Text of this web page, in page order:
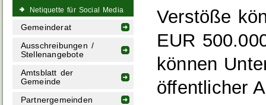
Netiquette für Social Media
Gemeinderat
Ausschreibungen /
Stellenangebote
Amtsblatt der
Gemeinde
Partnergemeinden
Verstöße
EUR
können
öffentlicher